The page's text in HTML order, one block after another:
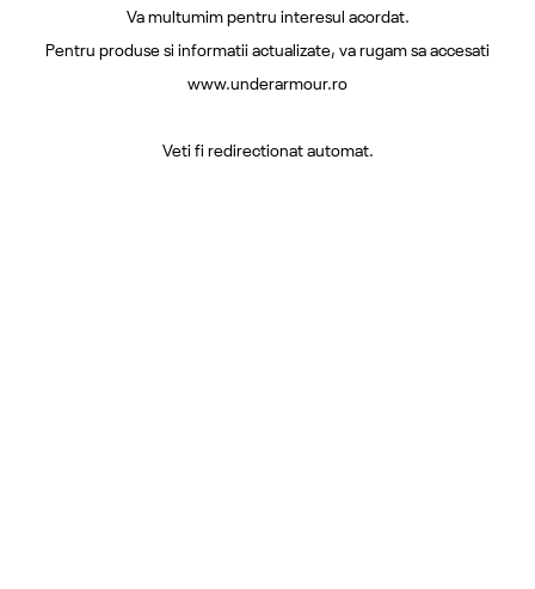
Va multumim pentru interesul acordat.
Pentru produse si informatii actualizate, va rugam sa accesati
www.underarmour.ro
Veti fi redirectionat automat.